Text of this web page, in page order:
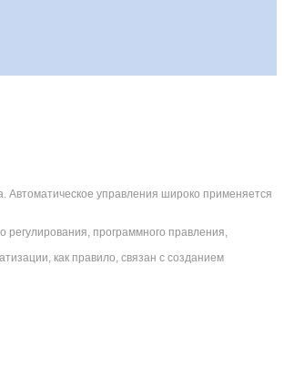
Автоматическое управления широко применяется
регулирования, программного правления,
как правило, связан с созданием